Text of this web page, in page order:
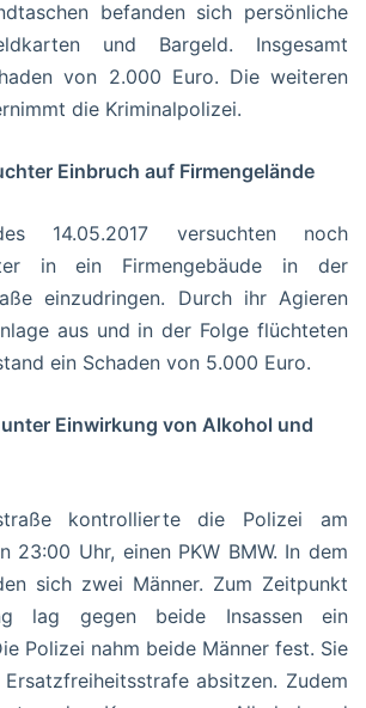
befanden sich persönliche
und Bargeld. Insgesamt
von 2.000 Euro. Die weiteren
die Kriminalpolizei.
Einbruch auf Firmengelände
14.05.2017 versuchten noch
in ein Firmengebäude in der
einzudringen. Durch ihr Agieren
aus und in der Folge flüchteten
ein Schaden von 5.000 Euro.
unter Einwirkung von Alkohol und
kontrollierte die Polizei am
23:00 Uhr, einen PKW BMW. In dem
sich zwei Männer. Zum Zeitpunkt
lag gegen beide Insassen ein
Polizei nahm beide Männer fest. Sie
absitzen. Zudem